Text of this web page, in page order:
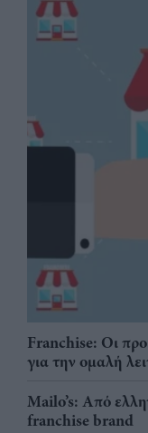
Franchise: Οι
για την ομαλή
Mailo’s: Από
franchise brand